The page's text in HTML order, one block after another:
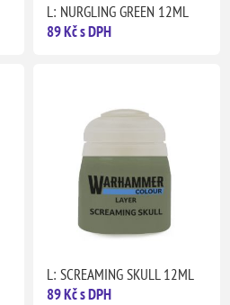
L: NURGLING GREEN 12ML
89 Kč s DPH
L: SCREAMING SKULL 12ML
89 Kč s DPH